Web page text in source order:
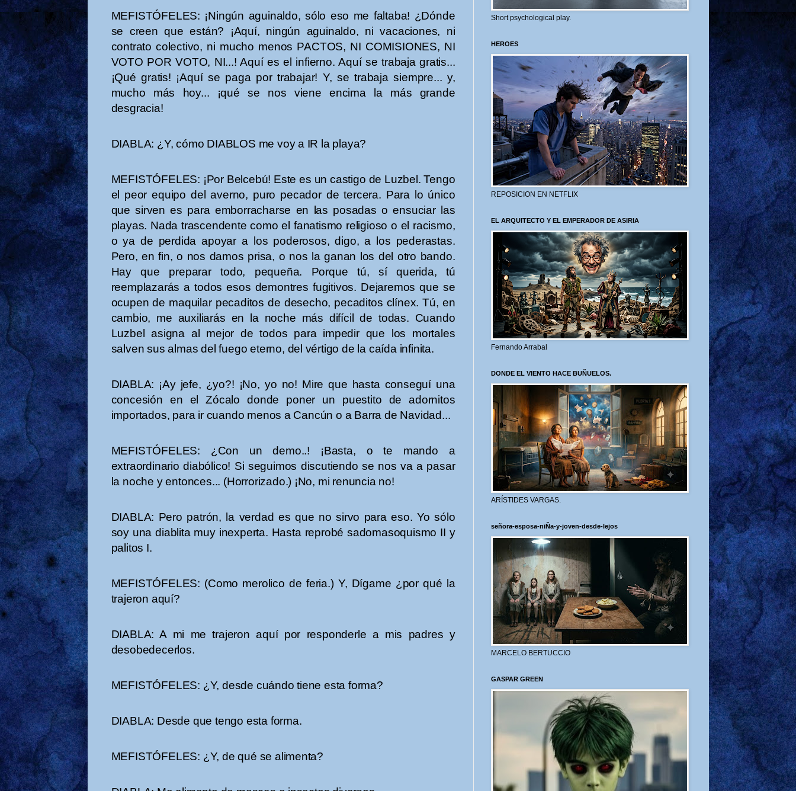
MEFISTÓFELES: ¡Ningún aguinaldo, sólo eso me faltaba! ¿Dónde
se creen que están? ¡Aquí, ningún aguinaldo, ni vacaciones, ni
contrato colectivo, ni mucho menos PACTOS, NI COMISIONES, NI
VOTO POR VOTO, NI...! Aquí es el infierno. Aquí se trabaja gratis...
¡Qué gratis! ¡Aquí se paga por trabajar! Y, se trabaja siempre... y,
mucho más hoy... ¡qué se nos viene encima la más grande
desgracia!
DIABLA: ¿Y, cómo DIABLOS me voy a IR la playa?
MEFISTÓFELES: ¡Por Belcebú! Este es un castigo de Luzbel. Tengo
el peor equipo del averno, puro pecador de tercera. Para lo único
que sirven es para emborracharse en las posadas o ensuciar las
playas. Nada trascendente como el fanatismo religioso o el racismo,
o ya de perdida apoyar a los poderosos, digo, a los pederastas.
Pero, en fin, o nos damos prisa, o nos la ganan los del otro bando.
Hay que preparar todo, pequeña. Porque tú, sí querida, tú
reemplazarás a todos esos demontres fugitivos. Dejaremos que se
ocupen de maquilar pecaditos de desecho, pecaditos clínex. Tú, en
cambio, me auxiliarás en la noche más difícil de todas. Cuando
Luzbel asigna al mejor de todos para impedir que los mortales
salven sus almas del fuego eterno, del vértigo de la caída infinita.
DIABLA: ¡Ay jefe, ¿yo?! ¡No, yo no! Mire que hasta conseguí una
concesión en el Zócalo donde poner un puestito de adornitos
importados, para ir cuando menos a Cancún o a Barra de Navidad...
MEFISTÓFELES: ¿Con un demo..! ¡Basta, o te mando a
extraordinario diabólico! Si seguimos discutiendo se nos va a pasar
la noche y entonces... (Horrorizado.) ¡No, mi renuncia no!
DIABLA: Pero patrón, la verdad es que no sirvo para eso. Yo sólo
soy una diablita muy inexperta. Hasta reprobé sadomasoquismo II y
palitos I.
MEFISTÓFELES: (Como merolico de feria.) Y, Dígame ¿por qué la
trajeron aquí?
DIABLA: A mi me trajeron aquí por responderle a mis padres y
desobedecerlos.
MEFISTÓFELES: ¿Y, desde cuándo tiene esta forma?
DIABLA: Desde que tengo esta forma.
MEFISTÓFELES: ¿Y, de qué se alimenta?
Short psychological play.
HEROES
REPOSICION EN NETFLIX
EL ARQUITECTO Y EL EMPERADOR DE ASIRIA
Fernando Arrabal
DONDE EL VIENTO HACE BUÑUELOS.
ARÍSTIDES VARGAS.
señora-esposa-niÑa-y-joven-desde-lejos
MARCELO BERTUCCIO
GASPAR GREEN